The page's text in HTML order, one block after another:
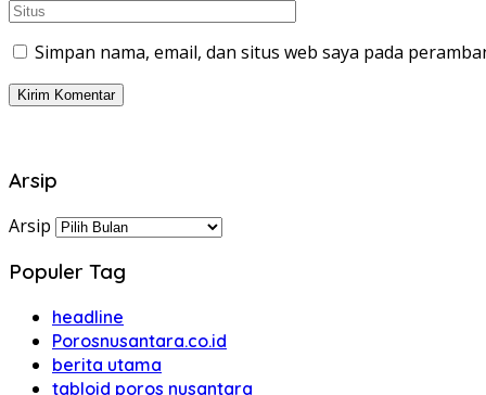
Simpan nama, email, dan situs web saya pada
Arsip
Arsip
Populer Tag
headline
Porosnusantara.co.id
berita utama
tabloid poros nusantara